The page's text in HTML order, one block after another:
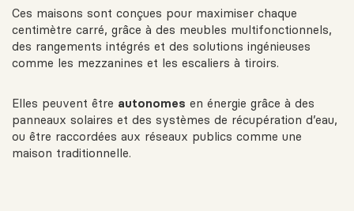
Ces maisons sont conçues pour maximiser chaque
centimètre carré, grâce à des meubles multifonctionnels,
des rangements intégrés et des solutions ingénieuses
comme les mezzanines et les escaliers à tiroirs.
Elles peuvent être autonomes en énergie grâce à des
panneaux solaires et des systèmes de récupération d’eau,
ou être raccordées aux réseaux publics comme une
maison traditionnelle.